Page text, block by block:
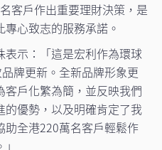
客戶作出重要理財決策，是
心致志的服務承諾。
示：「這是宏利作為環球
牌更新。全新品牌形象更
戶化繁為簡，並反映我們
優勢，以及明確肯定了我
全港220萬名客戶輕鬆作